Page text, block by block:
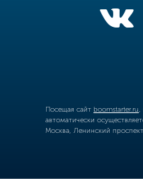
Посещая сайт boomstarter.ru
автоматически
Москва, Ленинский